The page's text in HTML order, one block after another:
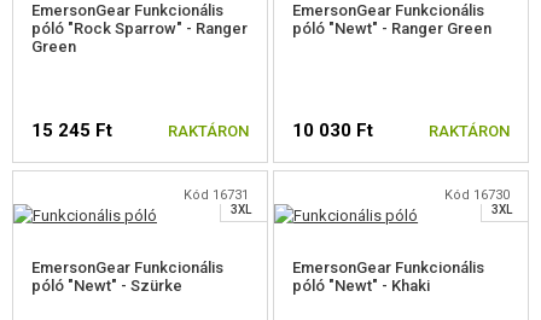
ALSÓNEMŰ ÉS TERMIKUS ALSÓNEMŰ
ÁLCARUHÁK
GYEREK FELSZERELÉS
MELLÉNYEK
HÁTIZSÁKOK
EmersonGear Funkcionális
póló "Rock Sparrow" - Ranger
Green
15 245 Ft RAKTÁRON
VÁLASSZON MÉRETET
EmersonGear Funkcionális
póló "Newt" - Ranger Green
10 030 Ft RAKTÁRON
VÁLASSZON MÉRETET
Kód 16731
3XL
EmersonGear Funkcionális
póló "Newt" - Szürke
Kód 16730
3XL
EmersonGear Funkcionális
póló "Newt" - Khaki